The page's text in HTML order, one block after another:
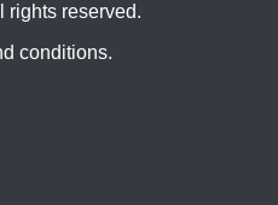
rights reserved.
conditions.